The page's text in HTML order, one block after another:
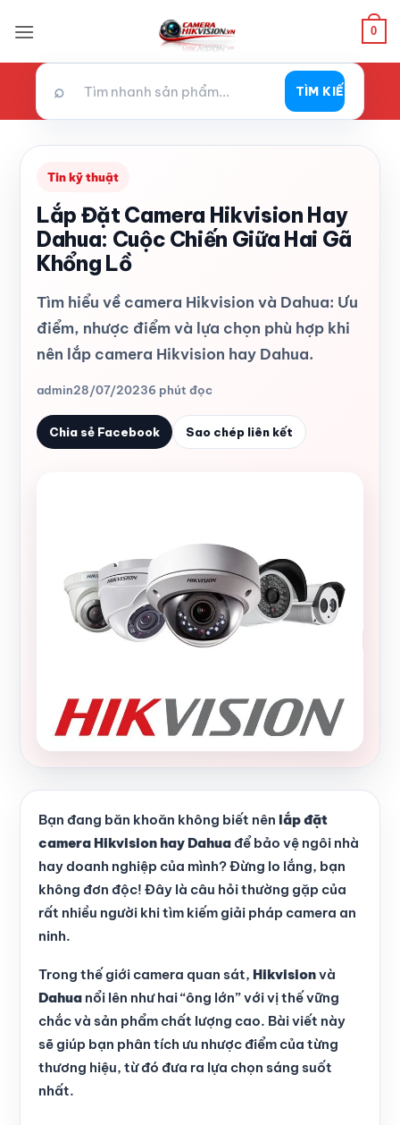
qua
0
⌕ TÌM KIẾM
Tin kỹ thuật
Lắp Đặt Camera Hikvision Hay
Dahua: Cuộc Chiến Giữa Hai Gã
Khổng Lồ
Tìm hiểu về camera Hikvision và Dahua: Ưu
điểm, nhược điểm và lựa chọn phù hợp khi
nên lắp camera Hikvision hay Dahua.
admin28/07/20236 phút đọc
Chia sẻ Facebook Sao chép liên kết
Bạn đang băn khoăn không biết nên lắp đặt
camera Hikvision hay Dahuađể bảo vệ ngôi nhà
hay doanh nghiệp của mình? Đừng lo lắng, bạn
không đơn độc! Đây là câu hỏi thường gặp của
rất nhiều người khi tìm kiếm giải pháp camera an
ninh.
Trong thế giới camera quan sát, Hikvisionvà
Dahua nổi lên như hai “ông lớn” với vị thế vững
chắc và sản phẩm chất lượng cao. Bài viết này
sẽ giúp bạn phân tích ưu nhược điểm của từng
thương hiệu, từ đó đưa ra lựa chọn sáng suốt
nhất.